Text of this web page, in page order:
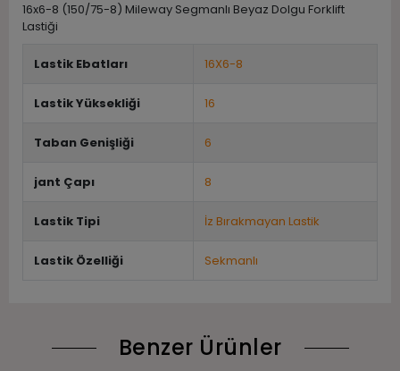
16x6-8 (150/75-8) Mileway Segmanlı Beyaz Dolgu Forklift
Lastiği
Lastik Ebatları 16X6-8
Lastik Yüksekliği 16
Taban Genişliği 6
jant Çapı 8
Lastik Tipi İz Bırakmayan Lastik
Lastik Özelliği Sekmanlı
Benzer Ürünler